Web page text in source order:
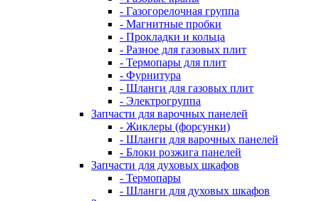
- Газогорелочная группа
- Магнитные пробки
- Прокладки и кольца
- Разное для газовых плит
- Термопары для плит
- Фурнитура
- Шланги для газовых плит
- Электрогруппа
Запчасти для варочных панелей
- Жиклеры (форсунки)
- Шланги для варочных панелей
- Блоки розжига панелей
Запчасти для духовых шкафов
- Термопары
- Шланги для духовых шкафов